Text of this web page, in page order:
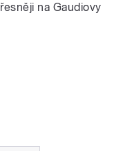
na Gaudiovy